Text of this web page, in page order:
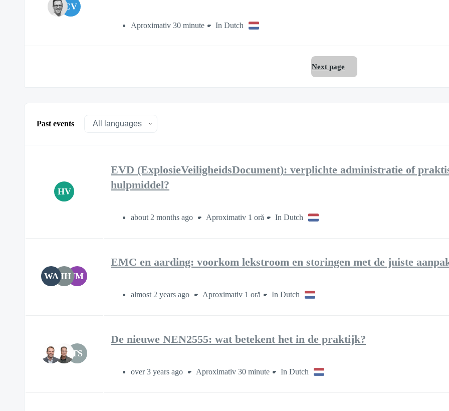
CV
Aproximativ 30 minute In Dutch
Next page
Past events
HV
EVD (ExplosieVeiligheidsDocument): verplichte administratie of
hulpmiddel?
about 2 months ago Aproximativ 1 oră In Dutch
WAHHJM
EMC en aarding: voorkom lekstroom en storingen met de juiste
almost 2 years ago Aproximativ 1 oră In Dutch
TS
De nieuwe NEN2555: wat betekent het in de praktijk?
over 3 years ago Aproximativ 30 minute In Dutch